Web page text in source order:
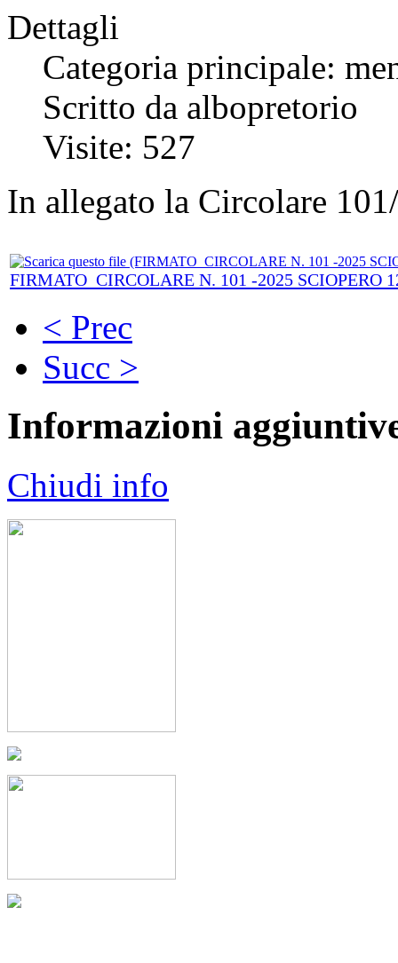
Dettagli
Categoria principale:
Scritto da albopretorio
Visite: 527
In allegato la Circolare
FIRMATO_CIRCOLARE N. 101 -2025 SCIOPERO
< Prec
Succ >
Informazioni
Chiudi info